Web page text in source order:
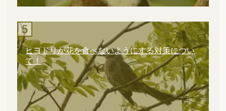
ヒヨドリが花を食べないようにする対策につい
て！